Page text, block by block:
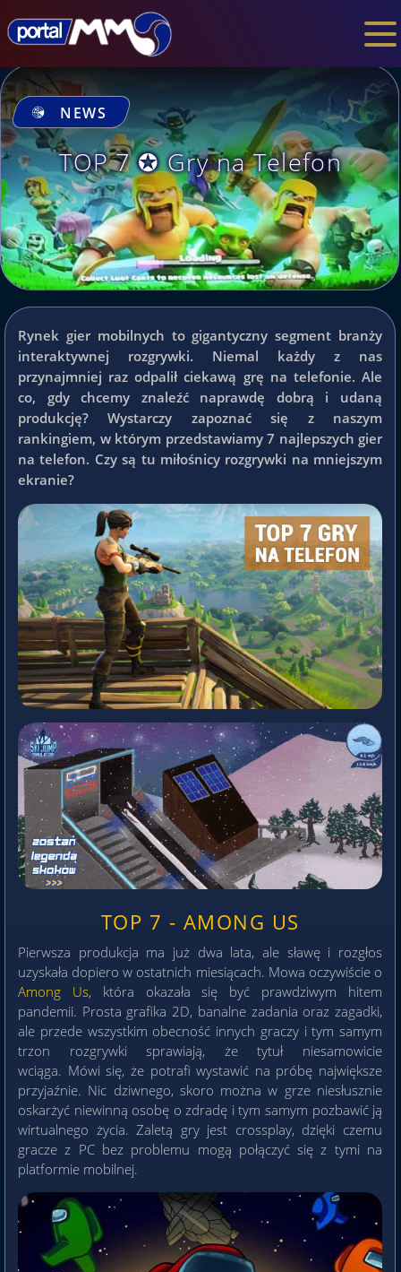
NEWS
TOP 7 ✪ Gry na Telefon
Rynek gier mobilnych to gigantyczny segment branży
interaktywnej rozgrywki. Niemal każdy z nas
przynajmniej raz odpalił ciekawą grę na telefonie. Ale
co, gdy chcemy znaleźć naprawdę dobrą i udaną
produkcję? Wystarczy zapoznać się z naszym
rankingiem, w którym przedstawiamy 7 najlepszych gier
na telefon. Czy są tu miłośnicy rozgrywki na mniejszym
ekranie?
TOP 7 - AMONG US
Pierwsza produkcja ma już dwa lata, ale sławę i rozgłos
uzyskała dopiero w ostatnich miesiącach. Mowa oczywiście o
Among Us, która okazała się być prawdziwym hitem
pandemii. Prosta grafika 2D, banalne zadania oraz zagadki,
ale przede wszystkim obecność innych graczy i tym samym
trzon rozgrywki sprawiają, że tytuł niesamowicie
wciąga. Mówi się, że potrafi wystawić na próbę największe
przyjaźnie. Nic dziwnego, skoro można w grze niesłusznie
oskarżyć niewinną osobę o zdradę i tym samym pozbawić ją
wirtualnego życia. Zaletą gry jest crossplay, dzięki czemu
gracze z PC bez problemu mogą połączyć się z tymi na
platformie mobilnej.